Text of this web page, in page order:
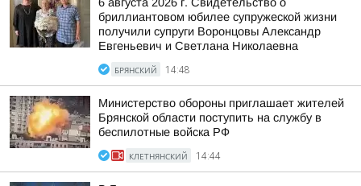
бриллиантовом юбилее супружеской жизни
получили супруги Воронцовы Александр
Евгеньевич и Светлана Николаевна
БРЯНСКИЙ 14:48
Министерство обороны приглашает жителей
Брянской области поступить на службу в
беспилотные войска РФ
КЛЕТНЯНСКИЙ 14:44